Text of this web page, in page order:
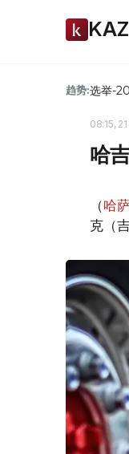
趋势:选举-
08:15,
哈
（哈
克（